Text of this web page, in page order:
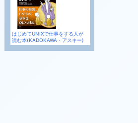
はじめてUNIXで仕事をする人が
読む本(KADOKAWA・アスキー)